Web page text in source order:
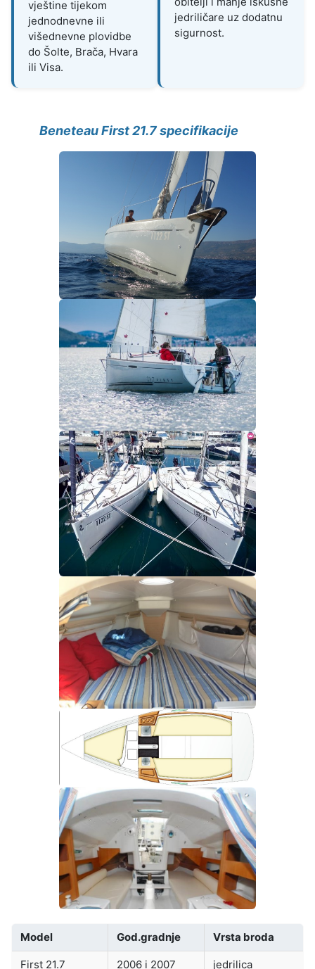
vještine tijekom
jednodnevne ili
višednevne plovidbe
do Šolte, Brača, Hvara
ili Visa.
jedriličare uz dodatnu
sigurnost.
Beneteau First 21.7 specifikacije
Model God.gradnje Vrsta broda
First 21.7 2006 i 2007 jedrilica